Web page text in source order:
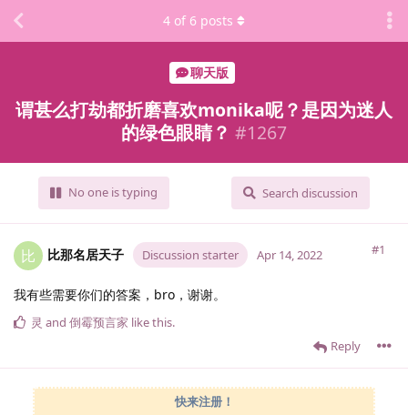
聊天版
谓甚么打劫都折磨喜欢monika呢？是因为迷人
的绿色眼睛？ #1267
No one is typing Search discussion
4 of 6 posts
比 比那名居天子 Discussion starter #1
Apr 14, 2022
我有些需要你们的答案，bro，谢谢。
Reply
灵 and 倒霉预言家 like this.
快来注册！